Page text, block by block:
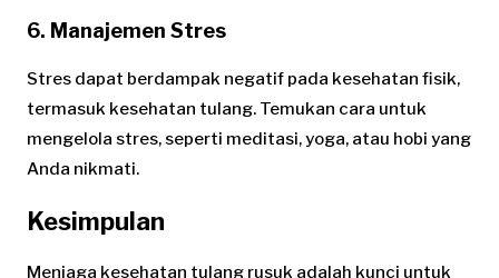
6. Manajemen Stres
Stres dapat berdampak negatif pada kesehatan fisik,
termasuk kesehatan tulang. Temukan cara untuk
mengelola stres, seperti meditasi, yoga, atau hobi yang
Anda nikmati.
Kesimpulan
Menjaga kesehatan tulang rusuk adalah kunci untuk